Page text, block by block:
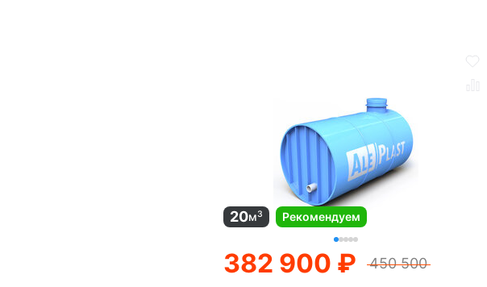
20м3 Рекомендуем
382 900 ₽ 450 500